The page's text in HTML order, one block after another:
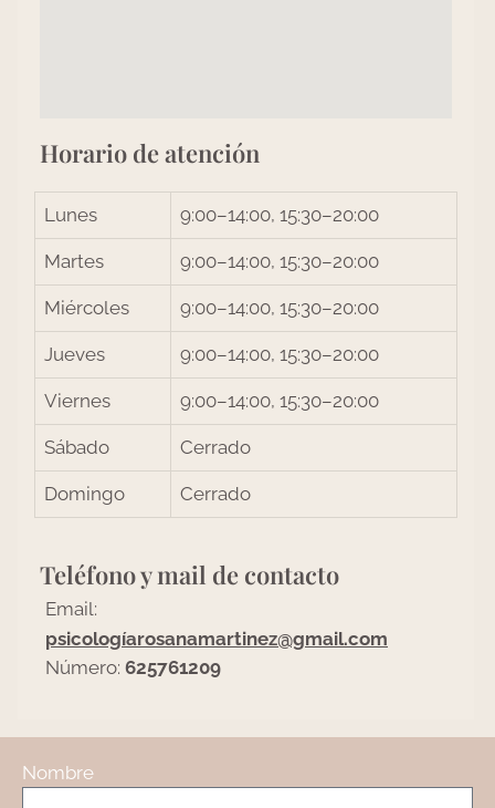
Horario de atención
Lunes 9:00–14:00, 15:30–20:00
Martes 9:00–14:00, 15:30–20:00
Miércoles 9:00–14:00, 15:30–20:00
Jueves 9:00–14:00, 15:30–20:00
Viernes 9:00–14:00, 15:30–20:00
Sábado Cerrado
Domingo Cerrado
Teléfono y mail de contacto
Email:
psicologíarosanamartinez@gmail.com
Número: 625761209
Nombre